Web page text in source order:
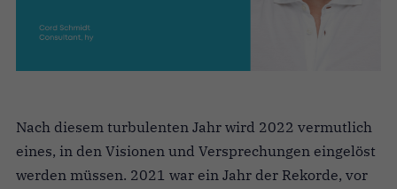
Nach diesem turbulenten Jahr wird 2022 vermutlich
eines, in den Visionen und Versprechungen eingelöst
werden müssen. 2021 war ein Jahr der Rekorde, vor